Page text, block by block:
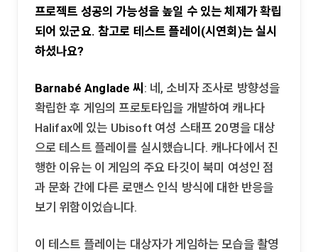
프로젝트 성공의 가능성을 높일 수 있는 체제가 확립
되어 있군요. 참고로 테스트 플레이(시연회)는 실시
하셨나요?
Barnabé Anglade 씨 : 네, 소비자 조사로 방향성을
확립한 후 게임의 프로토타입을 개발하여 캐나다
Halifax에 있는 Ubisoft 여성 스태프 20명을 대상
으로 테스트 플레이를 실시했습니다. 캐나다에서 진
행한 이유는 이 게임의 주요 타깃이 북미 여성인 점
과 문화 간에 다른 로맨스 인식 방식에 대한 반응을
보기 위함이었습니다.
이 테스트 플레이는 대상자가 게임하는 모습을 촬영